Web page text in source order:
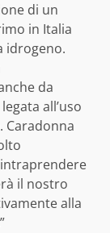
di un
in Italia
idrogeno.
da
legata all’uso
Caradonna
il nostro
alla